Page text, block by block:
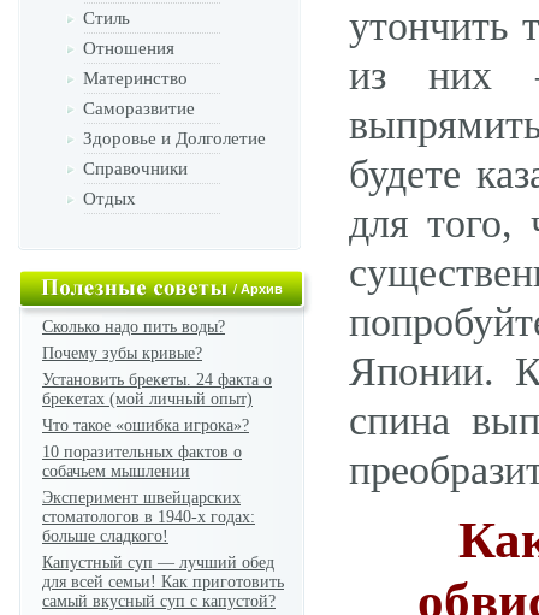
Стиль
Отношения
Материнство
Саморазвитие
Здоровье и Долголетие
Справочники
Отдых
/Архив
Сколько надо пить воды?
Почему зубы кривые?
Установить брекеты. 24 факта о
брекетах (мой личный опыт)
Что такое «ошибка игрока»?
10 поразительных фактов о
собачьем мышлении
Эксперимент швейцарских
стоматологов в 1940-х годах:
больше сладкого!
Капустный суп — лучший обед
для всей семьи! Как приготовить
самый вкусный суп с капустой?
утончить
из них –
будете
для того,
Японии.
спина